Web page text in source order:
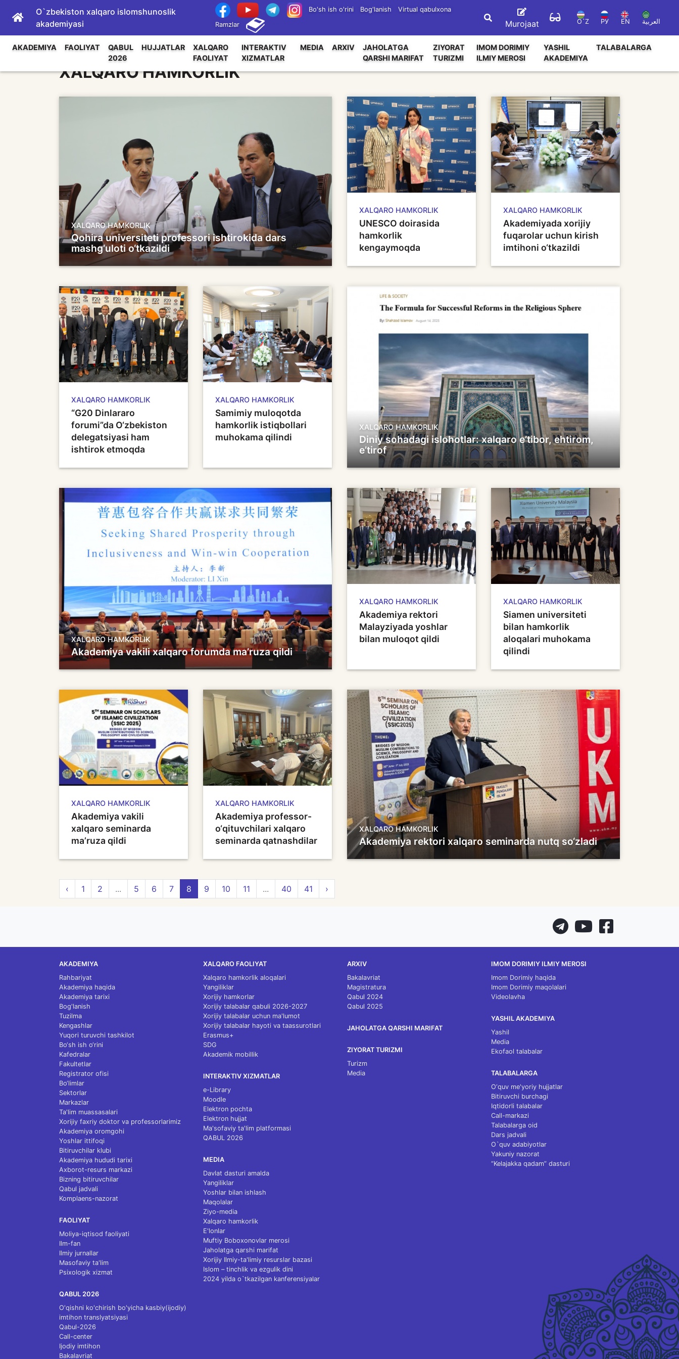
O`zbekiston xalqaro islomshunoslik
akademiyasi
Bo'sh ish o'rini Bog'lanish
Virtual qabulxona
Ramzlar
Murojaat O`Z РУ EN العربية
AKADEMIYA FAOLIYAT
QABUL
2026
HUJJATLAR
XALQARO
FAOLIYAT
INTERAKTIV
XIZMATLAR
MEDIA ARXIV
JAHOLATGA
QARSHI MARIFAT
ZIYORAT
TURIZMI
IMOM DORIMIY
ILMIY MEROSI
YASHIL
AKADEMIYA
TALABALARGA
XALQARO HAMKORLIK
XALQARO HAMKORLIK
Qohira universiteti professori ishtirokida dars
mashg‘uloti o‘tkazildi
XALQARO HAMKORLIK
UNESCO doirasida
hamkorlik
kengaymoqda
XALQARO HAMKORLIK
Akademiyada xorijiy
fuqarolar uchun kirish
imtihoni o‘tkazildi
XALQARO HAMKORLIK
Diniy sohadagi islohotlar: xalqaro e’tibor, ehtirom,
e’tirof
XALQARO HAMKORLIK
“G20 Dinlararo
forumi”da O‘zbekiston
delegatsiyasi ham
ishtirok etmoqda
XALQARO HAMKORLIK
Samimiy muloqotda
hamkorlik istiqbollari
muhokama qilindi
XALQARO HAMKORLIK
Akademiya vakili xalqaro forumda ma’ruza qildi
XALQARO HAMKORLIK
Akademiya rektori
Malayziyada yoshlar
bilan muloqot qildi
XALQARO HAMKORLIK
Siamen universiteti
bilan hamkorlik
aloqalari muhokama
qilindi
XALQARO HAMKORLIK
Akademiya rektori xalqaro seminarda nutq so‘zladi
XALQARO HAMKORLIK
Akademiya vakili
xalqaro seminarda
ma’ruza qildi
XALQARO HAMKORLIK
Akademiya professor-
o‘qituvchilari xalqaro
seminarda qatnashdilar
‹ 1 2 ... 5 6 7 8 9 10 11 ... 40 41 ›
AKADEMIYA
Rahbariyat
Akademiya haqida
Akademiya tarixi
Bog'lanish
Tuzilma
Kengashlar
Yuqori turuvchi tashkilot
Bo‘sh ish o‘rini
Kafedralar
Fakultetlar
Registrator ofisi
Bo‘limlar
Sektorlar
Markazlar
Ta'lim muassasalari
Xorijiy faxriy doktor va professorlarimiz
Akademiya oromgohi
Yoshlar ittifoqi
Bitiruvchilar klubi
Akademiya hududi tarixi
Axborot-resurs markazi
Bizning bitiruvchilar
Qabul jadvali
Komplaens-nazorat
FAOLIYAT
Moliya-iqtisod faoliyati
Ilm-fan
Ilmiy jurnallar
Masofaviy ta'lim
Psixologik xizmat
QABUL 2026
O'qishni ko'chirish bo'yicha kasbiy(ijodiy)
imtihon translyatsiyasi
Qabul-2026
Call-center
Ijodiy imtihon
Bakalavriat
XALQARO FAOLIYAT
Xalqaro hamkorlik aloqalari
Yangiliklar
Xorijiy hamkorlar
Xorijiy talabalar qabuli 2026-2027
Xorijiy talabalar uchun ma'lumot
Xorijiy talabalar hayoti va taassurotlari
Erasmus+
SDG
Akademik mobillik
INTERAKTIV XIZMATLAR
e-Library
Moodle
Elektron pochta
Elektron hujjat
Ma'sofaviy ta'lim platformasi
QABUL 2026
MEDIA
Davlat dasturi amalda
Yangiliklar
Yoshlar bilan ishlash
Maqolalar
Ziyo-media
Xalqaro hamkorlik
E'lonlar
Muftiy Boboxonovlar merosi
Jaholatga qarshi marifat
Xorijiy Ilmiy-ta'limiy resurslar bazasi
Islom – tinchlik va ezgulik dini
2024 yilda o`tkazilgan kanferensiyalar
ARXIV
Bakalavriat
Magistratura
Qabul 2024
Qabul 2025
JAHOLATGA QARSHI MARIFAT
ZIYORAT TURIZMI
Turizm
Media
IMOM DORIMIY ILMIY MEROSI
Imom Dorimiy haqida
Imom Dorimiy maqolalari
Videolavha
YASHIL AKADEMIYA
Yashil
Media
Ekofaol talabalar
TALABALARGA
O‘quv me'yoriy hujjatlar
Bitiruvchi burchagi
Iqtidorli talabalar
Call-markazi
Talabalarga oid
Dars jadvali
O`quv adabiyotlar
Yakuniy nazorat
“Kelajakka qadam” dasturi